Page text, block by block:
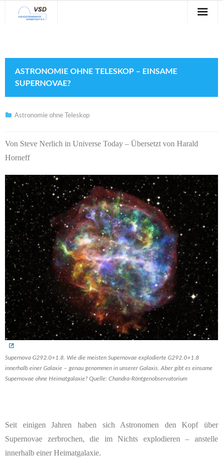
Veranstaltungen
Verein
ASTRONOMIE OHNE TELESKOP – EINSAME
SUPERNOVAE?
Astronomie ohne Teleskop
Von Steve Nerlich in Universe Today – Übersetzt von Harald
Horneff
Supernova G292.0+1.8. Wie die meisten Supernovae explodierte G292.0+1.8
innerhalb einer Galaxie – genau genommen in unserer Galaxis. Aber gibt es einsame
Supernovae ohne Heimatgalaxie? Quelle: Chandra-Röntgenobservatorium
Seit einigen Jahren haben sich Astronomen den Kopf über
Supernovae zerbrochen, die im Nichts explodieren – anstelle
innerhalb einer Heimatgalaxie.